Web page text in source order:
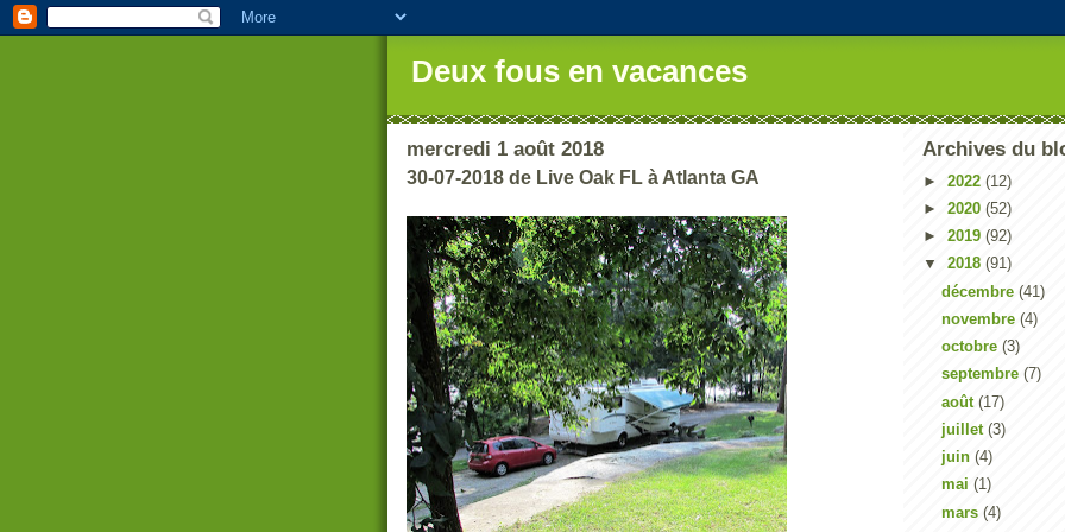
Deux fous en vacances
mercredi 1 août 2018
30-07-2018 de Live Oak FL à Atlanta GA
Archives du
► 2022 (12)
► 2020 (52)
► 2019 (92)
▼ 2018 (91)
décembre (41)
novembre (4)
octobre (3)
septembre (7)
août (17)
juillet (3)
juin (4)
mai (1)
mars (4)